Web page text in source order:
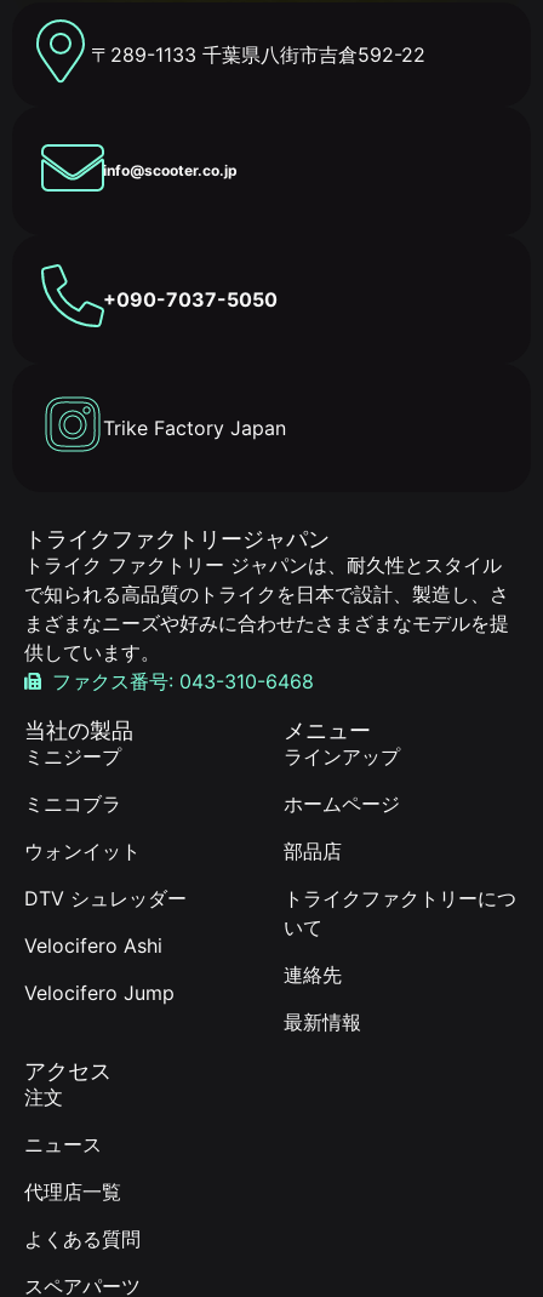
〒289-1133 千葉県八街市吉倉592-22
info@scooter.co.jp
+090-7037-5050
Trike Factory Japan
当社の製品
ミニジープ
ミニコブラ
ウォンイット
DTV シュレッダー
Velocifero Ashi
Velocifero Jump
メニュー
ラインアップ
ホームページ
部品店
トライクファクトリーにつ
いて
連絡先
最新情報
アクセス
注文
ニュース
代理店一覧
よくある質問
スペアパーツ
トライクファクトリージャパン
トライク ファクトリー ジャパンは、耐久性とスタイル
で知られる高品質のトライクを日本で設計、製造し、さ
まざまなニーズや好みに合わせたさまざまなモデルを提
供しています。
ファクス番号: 043-310-6468